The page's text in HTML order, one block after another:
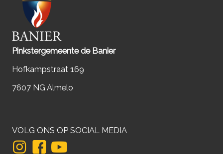
Pinkstergemeente de Banier
Hofkampstraat 169
7607 NG Almelo
VOLG ONS OP SOCIAL MEDIA